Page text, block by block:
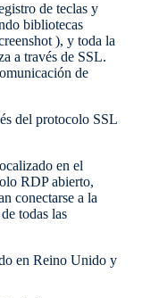
de teclas y
bibliotecas
), y toda la
a través de SSL.
de
del protocolo SSL
en el
RDP abierto,
conectarse a la
todas las
en Reino Unido y